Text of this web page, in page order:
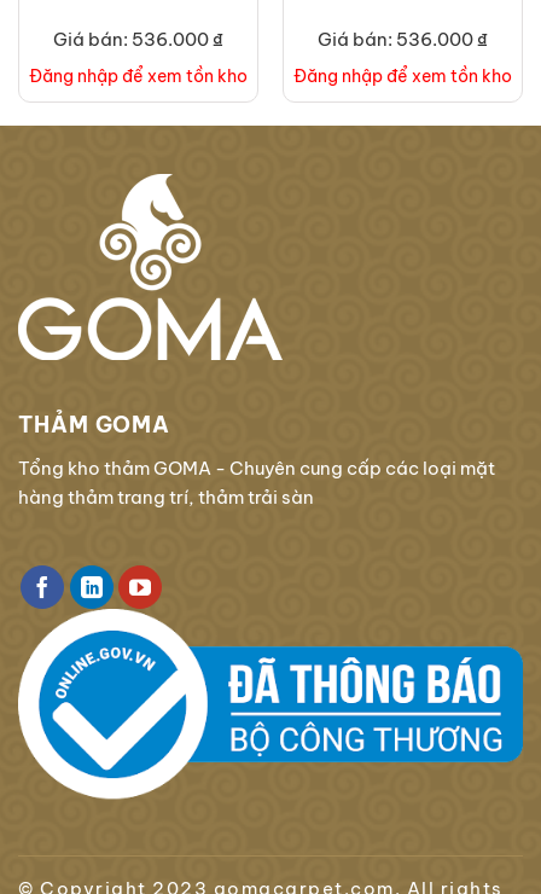
Giá bán: 536.000 ₫
Đăng nhập để xem tồn kho
Giá bán: 536.000 ₫
Đăng nhập để xem tồn kho
THẢM GOMA
Tổng kho thảm GOMA - Chuyên cung cấp các loại mặt
hàng thảm trang trí, thảm trải sàn
© Copyright 2023 gomacarpet.com. All rights